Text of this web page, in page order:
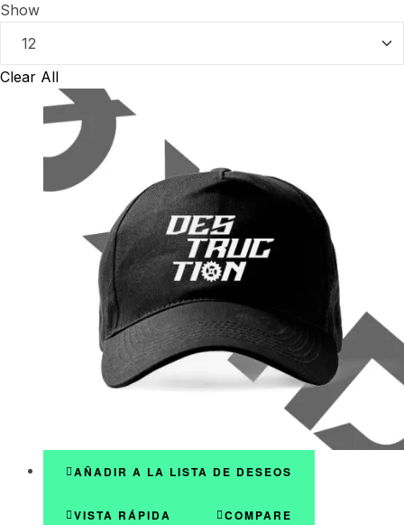
Show
Clear All
AÑADIR A LA LISTA DE DESEOS
VISTA RÁPIDA COMPARE